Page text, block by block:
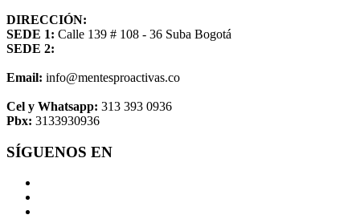
DIRECCIÓN:
SEDE 1: Calle 139 # 108 - 36 Suba Bogotá
SEDE 2:
Email: info@mentesproactivas.co
Cel y Whatsapp: 313 393 0936
Pbx: 3133930936
SÍGUENOS EN